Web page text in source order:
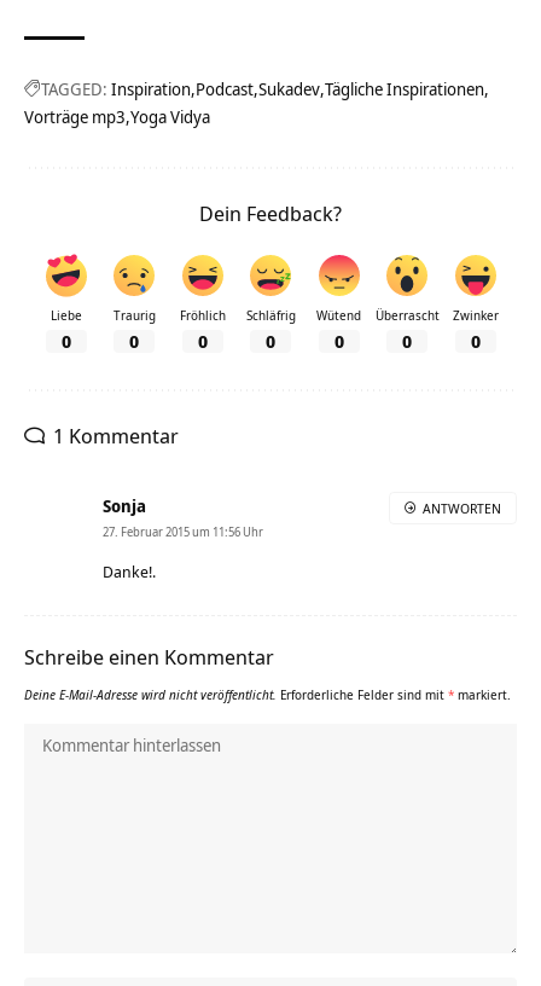
TAGGED: Inspiration Podcast Sukadev Tägliche Inspirationen
Vorträge mp3 Yoga Vidya
Dein Feedback?
Liebe
0
Traurig
0
Fröhlich
0
Schläfrig
0
Wütend
0
Überrascht
0
Zwinker
0
1 Kommentar
Sonja
27. Februar 2015 um 11:56 Uhr
Danke!.
ANTWORTEN
Schreibe einen Kommentar
Deine E-Mail-Adresse wird nicht veröffentlicht. Erforderliche Felder sind mit * markiert.